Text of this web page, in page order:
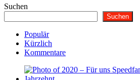
Suchen
Suchen
Populär
Kürzlich
Kommentare